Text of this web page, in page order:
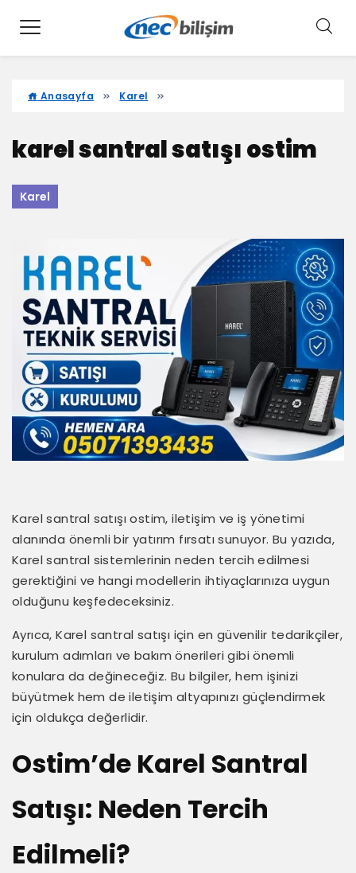
Anasayfa Karel
karel santral satışı ostim
Karel
Karel santral satışı ostim, iletişim ve iş yönetimi
alanında önemli bir yatırım fırsatı sunuyor. Bu yazıda,
Karel santral sistemlerinin neden tercih edilmesi
gerektiğini ve hangi modellerin ihtiyaçlarınıza uygun
olduğunu keşfedeceksiniz.
Ayrıca, Karel santral satışı için en güvenilir tedarikçiler,
kurulum adımları ve bakım önerileri gibi önemli
konulara da değineceğiz. Bu bilgiler, hem işinizi
büyütmek hem de iletişim altyapınızı güçlendirmek
için oldukça değerlidir.
Ostim’de Karel Santral
Satışı: Neden Tercih
Edilmeli?